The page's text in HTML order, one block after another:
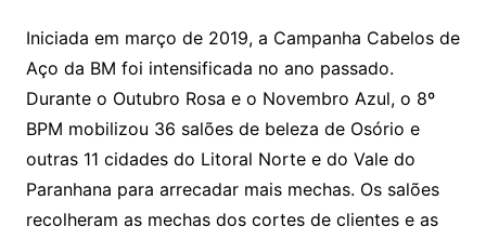
Iniciada em março de 2019, a Campanha Cabelos de
Aço da BM foi intensificada no ano passado.
Durante o Outubro Rosa e o Novembro Azul, o 8º
BPM mobilizou 36 salões de beleza de Osório e
outras 11 cidades do Litoral Norte e do Vale do
Paranhana para arrecadar mais mechas. Os salões
recolheram as mechas dos cortes de clientes e as